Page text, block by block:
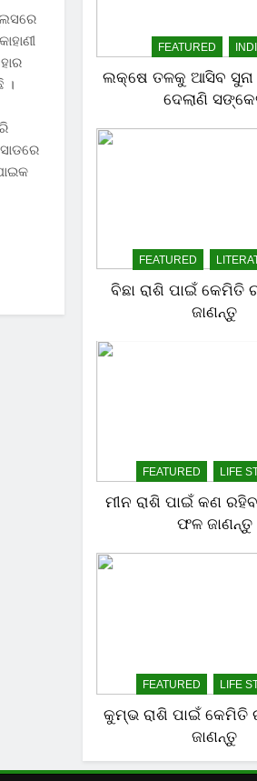
।
FEATURED
ଲକ୍ଷେ ତଳକୁ ଆସିବ ସୁନା
ଦେଲାଣି
FEATURED
ବିଛା ରାଶି ପାଇଁ କେମିତି
ଜାଣନ୍ତୁ
FEATURED LIFE
ମୀନ ରାଶି ପାଇଁ କଣ ରହିବ
ଫଳ ଜାଣନ୍ତୁ
FEATURED LIFE
କୁମ୍ଭ ରାଶି ପାଇଁ କେମିତି
ଜାଣନ୍ତୁ